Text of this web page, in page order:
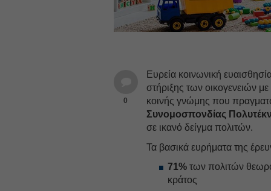
0
Ευρεία κοινωνική
στήριξης των οικογενειών
κοινής γνώμης που
Συνομοσπονδίας
σε ικανό δείγμα πολιτών.
Τα βασικά ευρήματα της
71% των πολιτών
κράτος